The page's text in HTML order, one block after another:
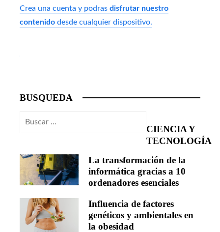
Crea una cuenta y podras disfrutar nuestro
contenido desde cualquier dispositivo.
BUSQUEDA
Buscar:
CIENCIA Y
TECNOLOGÍA
La transformación de la
informática gracias a 10
ordenadores esenciales
Influencia de factores
genéticos y ambientales en
la obesidad